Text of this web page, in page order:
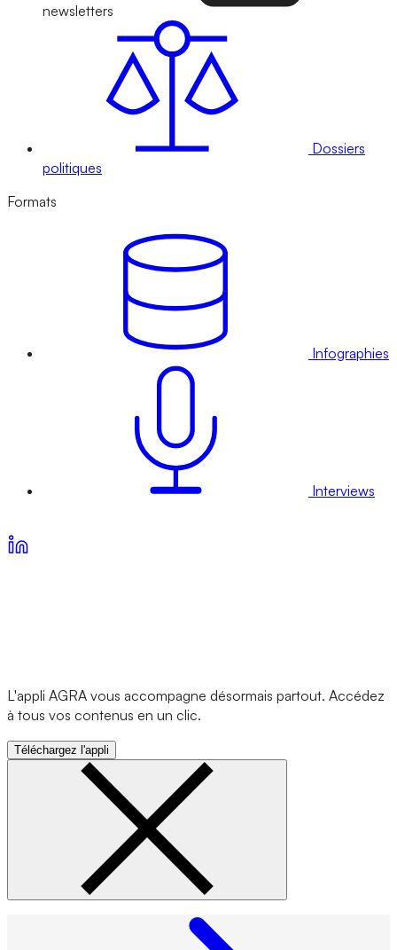
newsletters
Dossiers
politiques
Formats
Infographies
Interviews
L'appli AGRA vous accompagne désormais partout. Accédez
à tous vos contenus en un clic.
Téléchargez l'appli